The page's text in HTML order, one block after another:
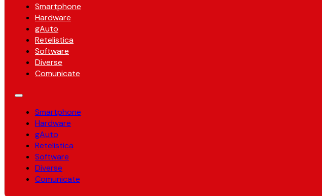
Smartphone
Hardware
gAuto
Retelistica
Software
Diverse
Comunicate
Smartphone
Hardware
gAuto
Retelistica
Software
Diverse
Comunicate